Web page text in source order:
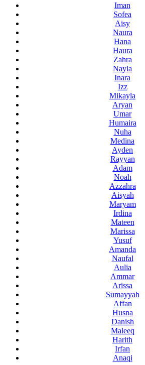
Iman
Sofea
Aisy
Naura
Hana
Haura
Zahra
Nayla
Inara
Izz
Mikayla
Aryan
Umar
Humaira
Nuha
Medina
Ayden
Rayyan
Adam
Noah
Azzahra
Aisyah
Maryam
Irdina
Mateen
Marissa
Yusuf
Amanda
Naufal
Aulia
Ammar
Arissa
Sumayyah
Affan
Husna
Danish
Maleeq
Harith
Irfan
Anaqi